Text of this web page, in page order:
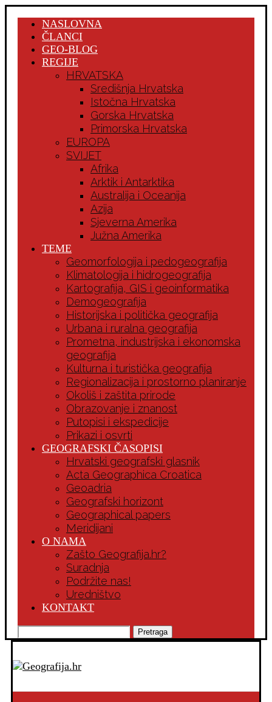
NASLOVNA
ČLANCI
GEO-BLOG
REGIJE
HRVATSKA
Središnja Hrvatska
Istočna Hrvatska
Gorska Hrvatska
Primorska Hrvatska
EUROPA
SVIJET
Afrika
Arktik i Antarktika
Australija i Oceanija
Azija
Sjeverna Amerika
Južna Amerika
TEME
Geomorfologija i pedogeografija
Klimatologija i hidrogeografija
Kartografija, GIS i geoinformatika
Demogeografija
Historijska i politička geografija
Urbana i ruralna geografija
Prometna, industrijska i ekonomska
geografija
Kulturna i turistička geografija
Regionalizacija i prostorno planiranje
Okoliš i zaštita prirode
Obrazovanje i znanost
Putopisi i ekspedicije
Prikazi i osvrti
GEOGRAFSKI ČASOPISI
Hrvatski geografski glasnik
Acta Geographica Croatica
Geoadria
Geografski horizont
Geographical papers
Meridijani
O NAMA
Zašto Geografija.hr?
Suradnja
Podržite nas!
Uredništvo
KONTAKT
Pretraga